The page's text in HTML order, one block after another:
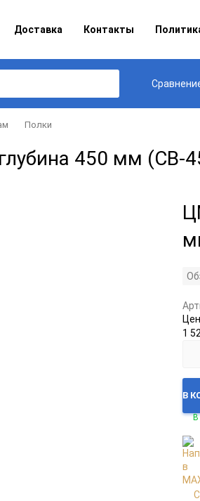
Доставка Контакты
Полки
450 мм (СВ-
1
В
В